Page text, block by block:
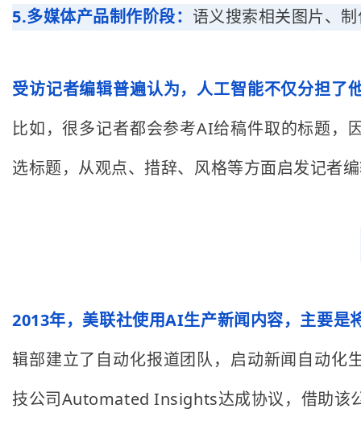
5.多媒体产品制作阶段： 语义搜索相关图片、
受访记者编辑普遍认为，人工智能不仅分担了
比如，很多记者都会参考AI给稿件取的标题，
选标题，从观点、措辞、风格等方面启发记者
2013年，美联社使用AI生产新闻内容，主要
辑部建立了自动化报道团队，启动新闻自动化
技公司Automated Insights达成协议，借助该